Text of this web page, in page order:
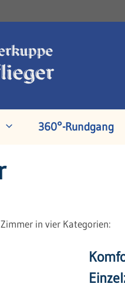
360°-Rundgang
in vier Kategorien: